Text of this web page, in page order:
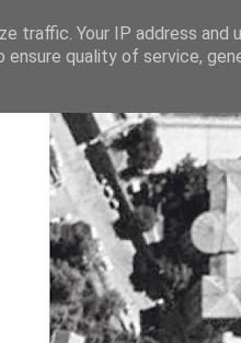
traffic. Your IP address and
quality of service,